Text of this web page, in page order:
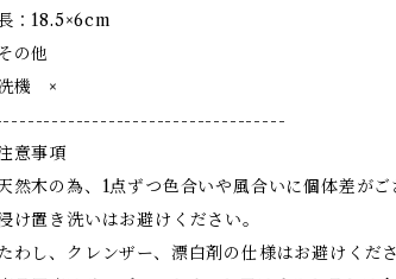
：18.5×6cm
の他
機 ×
意事項
然木の為、1点ずつ色合いや風合いに個体差がご
け置き洗いはお避けください。
わし、クレンザー、漂白剤の仕様はお避けくださ